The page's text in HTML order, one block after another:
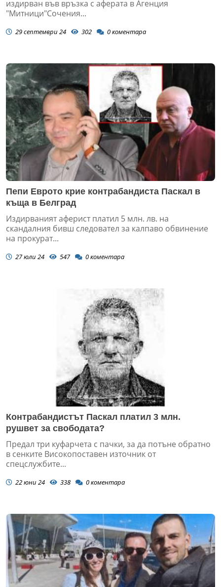
издирван във връзка с аферата в Агенция
"Митници"Сочения...
29 септември 24 302 0коментара
Пепи Еврото крие контрабандиста Паскал в
къща в Белград
Издирваният аферист платил 5 млн. лв. на
скандалния бивш следовател за калпаво обвинение
на прокурат...
27 юли 24 547 0коментара
Контрабандистът Паскал платил 3 млн.
рушвет за свободата?
Предал три куфарчета с пачки, за да потъне обратно
в сенките Високопоставен източник от
спецслужбите...
22 юни 24 338 0коментара